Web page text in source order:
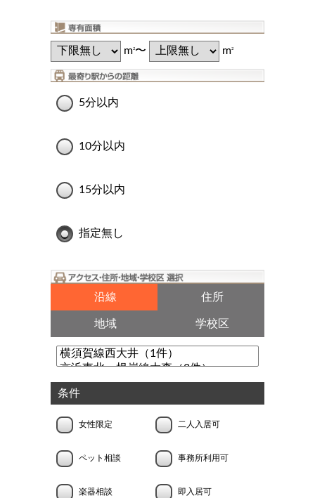
m2〜 m2
5分以内
10分以内
15分以内
指定無し
沿線 住所
地域 学校区
条件
女性限定 二人入居可
ペット相談 事務所利用可
楽器相談 即入居可